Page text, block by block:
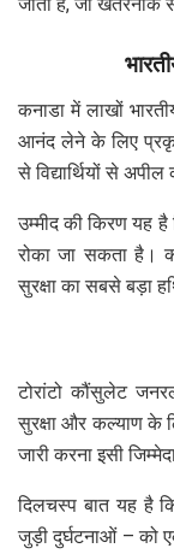
कनाडा में लाखों
आनंद लेने के लिए
से विद्यार्थियों से
उम्मीद की किरण यह
रोका जा सकता है।
सुरक्षा का सबसे बड़ा
टोरांटो कौंसुलेट
सुरक्षा और कल्याण के
जारी करना इसी
दिलचस्प बात यह है
जुड़ी दुर्घटनाओं – को